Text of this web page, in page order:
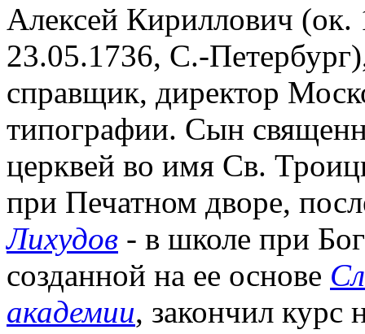
Алексей Кириллович
23.05.1736, С.-
справщик, директор
типографии. Сын
церквей во имя Св.
при Печатном дворе,
Лихудов - в школе при
созданной на ее основе
академии, закончил курс